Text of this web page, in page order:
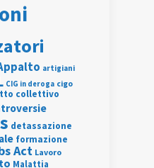
artigiani
CIG in deroga cigo
collettivo
detassazione
formazione
Act Lavoro
Malattia